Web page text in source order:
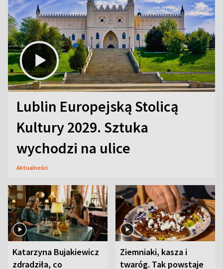
Lublin Europejską Stolicą
Kultury 2029. Sztuka
wychodzi na ulice
Aktualności
Katarzyna Bujakiewicz
zdradziła, co
Ziemniaki, kasza i
twaróg. Tak powstaje